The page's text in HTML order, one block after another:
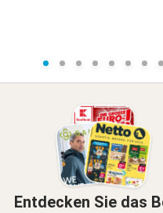
Entdecken Sie das